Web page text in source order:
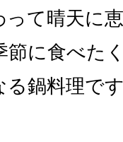
って晴天に
節に食べた
鍋料理で